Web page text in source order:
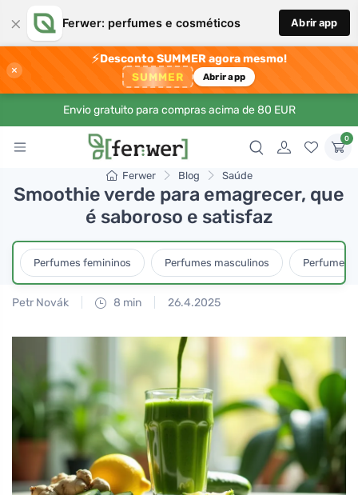
× Ferwer: perfumes e cosméticos Abrir app
×
⚡Desconto SUMMER agora mesmo!
SUMMER Abrir app
Envio gratuito para compras acima de 80 EUR
0
Ferwer Blog Saúde
Smoothie verde para emagrecer, que
é saboroso e satisfaz
Perfumes femininos Perfumes masculinos Perfumes
Petr Novák 8 min 26.4.2025